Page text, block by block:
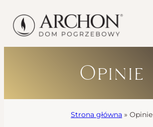
Opinie
Strona główna » Opinie